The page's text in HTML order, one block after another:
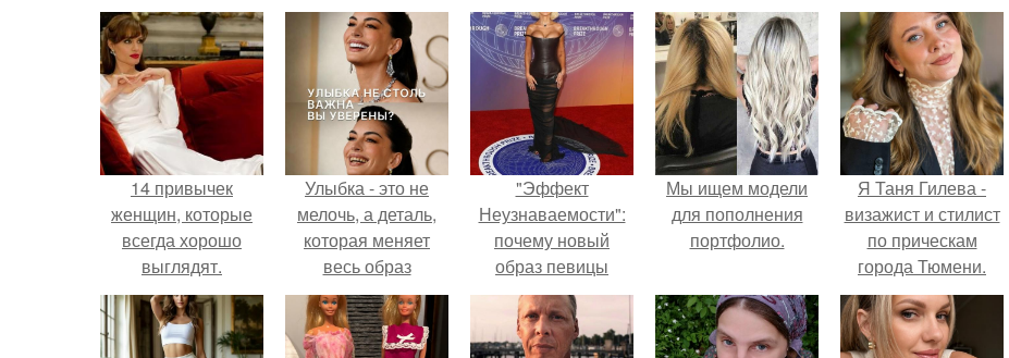
14 привычек
женщин, которые
всегда хорошо
выглядят.
Улыбка - это не
мелочь, а деталь,
которая меняет
весь образ
человека.
"Эффект
Неузнаваемости":
почему новый
образ певицы
вызвал споры о
гранях
возможного?
Мы ищем модели
для пополнения
портфолио.
Я Таня Гилева -
визажист и стилист
по прическам
города Тюмени.